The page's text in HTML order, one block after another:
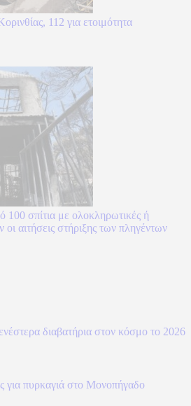
112 για ετοιμότητα
σπίτια με ολοκληρωτικές ή
οι αιτήσεις στήριξης των πληγέντων
διαβατήρια στον κόσμο το 2026
για πυρκαγιά στο Μονοπήγαδο